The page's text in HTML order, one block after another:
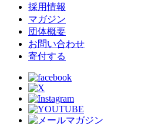
採用情報
マガジン
団体概要
お問い合わせ
寄付する